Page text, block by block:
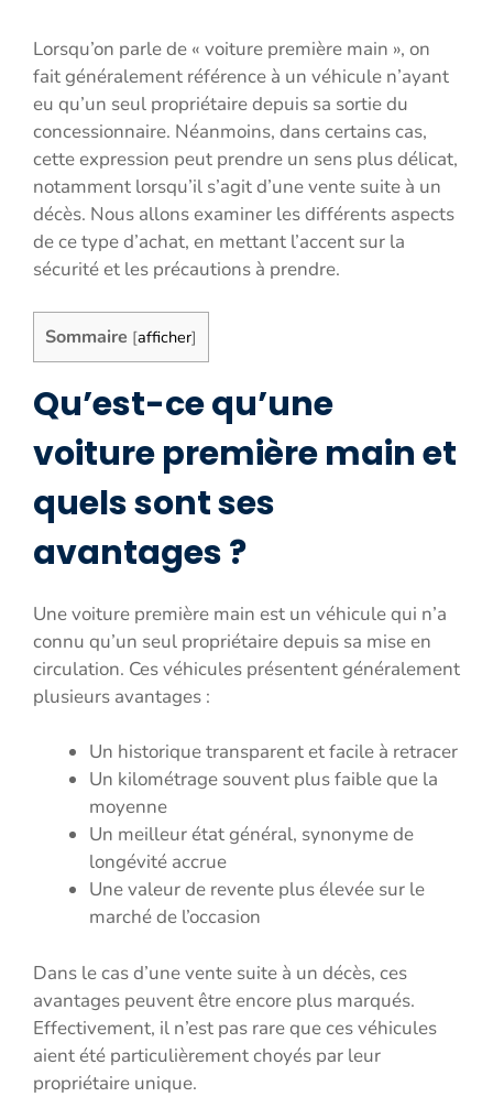
Lorsqu’on parle de « voiture première main », on
fait généralement référence à un véhicule n’ayant
eu qu’un seul propriétaire depuis sa sortie du
concessionnaire. Néanmoins, dans certains cas,
cette expression peut prendre un sens plus délicat,
notamment lorsqu’il s’agit d’une vente suite à un
décès. Nous allons examiner les différents aspects
de ce type d’achat, en mettant l’accent sur la
sécurité et les précautions à prendre.
Sommaire [afficher]
Qu’est-ce qu’une
voiture première main et
quels sont ses
avantages ?
Une voiture première main est un véhicule qui n’a
connu qu’un seul propriétaire depuis sa mise en
circulation. Ces véhicules présentent généralement
plusieurs avantages :
Un historique transparent et facile à retracer
Un kilométrage souvent plus faible que la
moyenne
Un meilleur état général, synonyme de
longévité accrue
Une valeur de revente plus élevée sur le
marché de l’occasion
Dans le cas d’une vente suite à un décès, ces
avantages peuvent être encore plus marqués.
Effectivement, il n’est pas rare que ces véhicules
aient été particulièrement choyés par leur
propriétaire unique.